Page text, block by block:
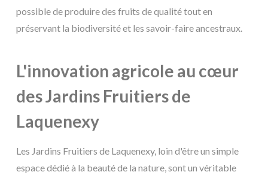
possible de produire des fruits de qualité tout en
préservant la biodiversité et les savoir-faire ancestraux.
L'innovation agricole au cœur
des Jardins Fruitiers de
Laquenexy
Les Jardins Fruitiers de Laquenexy, loin d'être un simple
espace dédié à la beauté de la nature, sont un véritable